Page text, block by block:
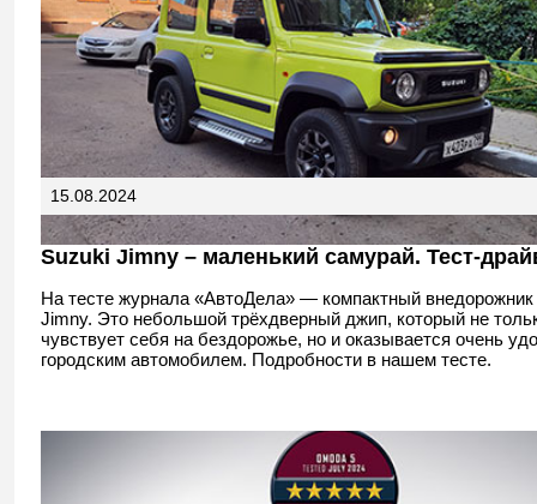
15.08.2024
Suzuki Jimny – маленький самурай. Тест-
На тесте журнала «АвтоДела» — компактный
Jimny. Это небольшой трёхдверный джип, который не
чувствует себя на бездорожье, но и оказывается очень
городским автомобилем. Подробности в нашем тесте.